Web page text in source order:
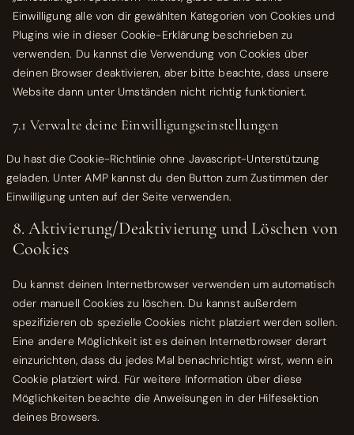
Einwilligung alle von dir gewählten Kategorien von Cookies und
Plugins wie in dieser Cookie-Erklärung beschrieben zu
verwenden. Du kannst die Verwendung von Cookies über
deinen Browser deaktivieren, aber bitte beachte, dass unsere
Website dann unter Umständen nicht richtig funktioniert.
7.1 Verwalte deine Einwilligungseinstellungen
Du hast die Cookie-Richtlinie ohne Javascript-Unterstützung
geladen. Unter AMP kannst du den Button zum Zustimmen der
Einwilligung unten auf der Seite verwenden.
8. Aktivierung/Deaktivierung und Löschen von
Cookies
Du kannst deinen Internetbrowser verwenden um automatisch
oder manuell Cookies zu löschen. Du kannst außerdem
spezifizieren ob spezielle Cookies nicht platziert werden sollen.
Eine andere Möglichkeit ist es deinen Internetbrowser derart
einzurichten, dass du jedes Mal benachrichtigt wirst, wenn ein
Cookie platziert wird. Für weitere Information über diese
Möglichkeiten beachte die Anweisungen in der Hilfesektion
deines Browsers.